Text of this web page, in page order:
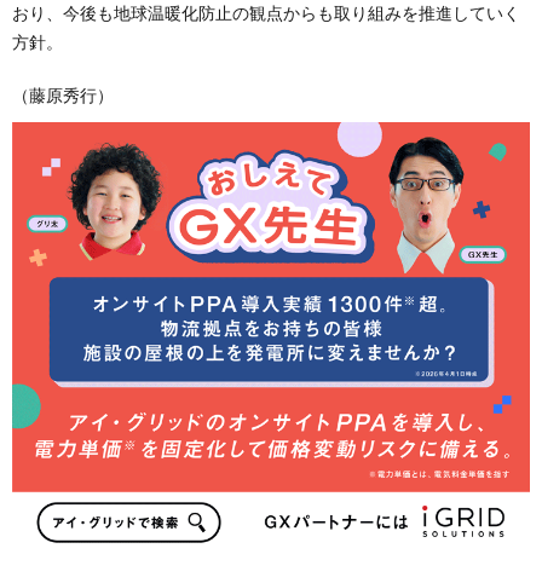
おり、今後も地球温暖化防止の観点からも取り組みを推進していく
方針。
（藤原秀行）